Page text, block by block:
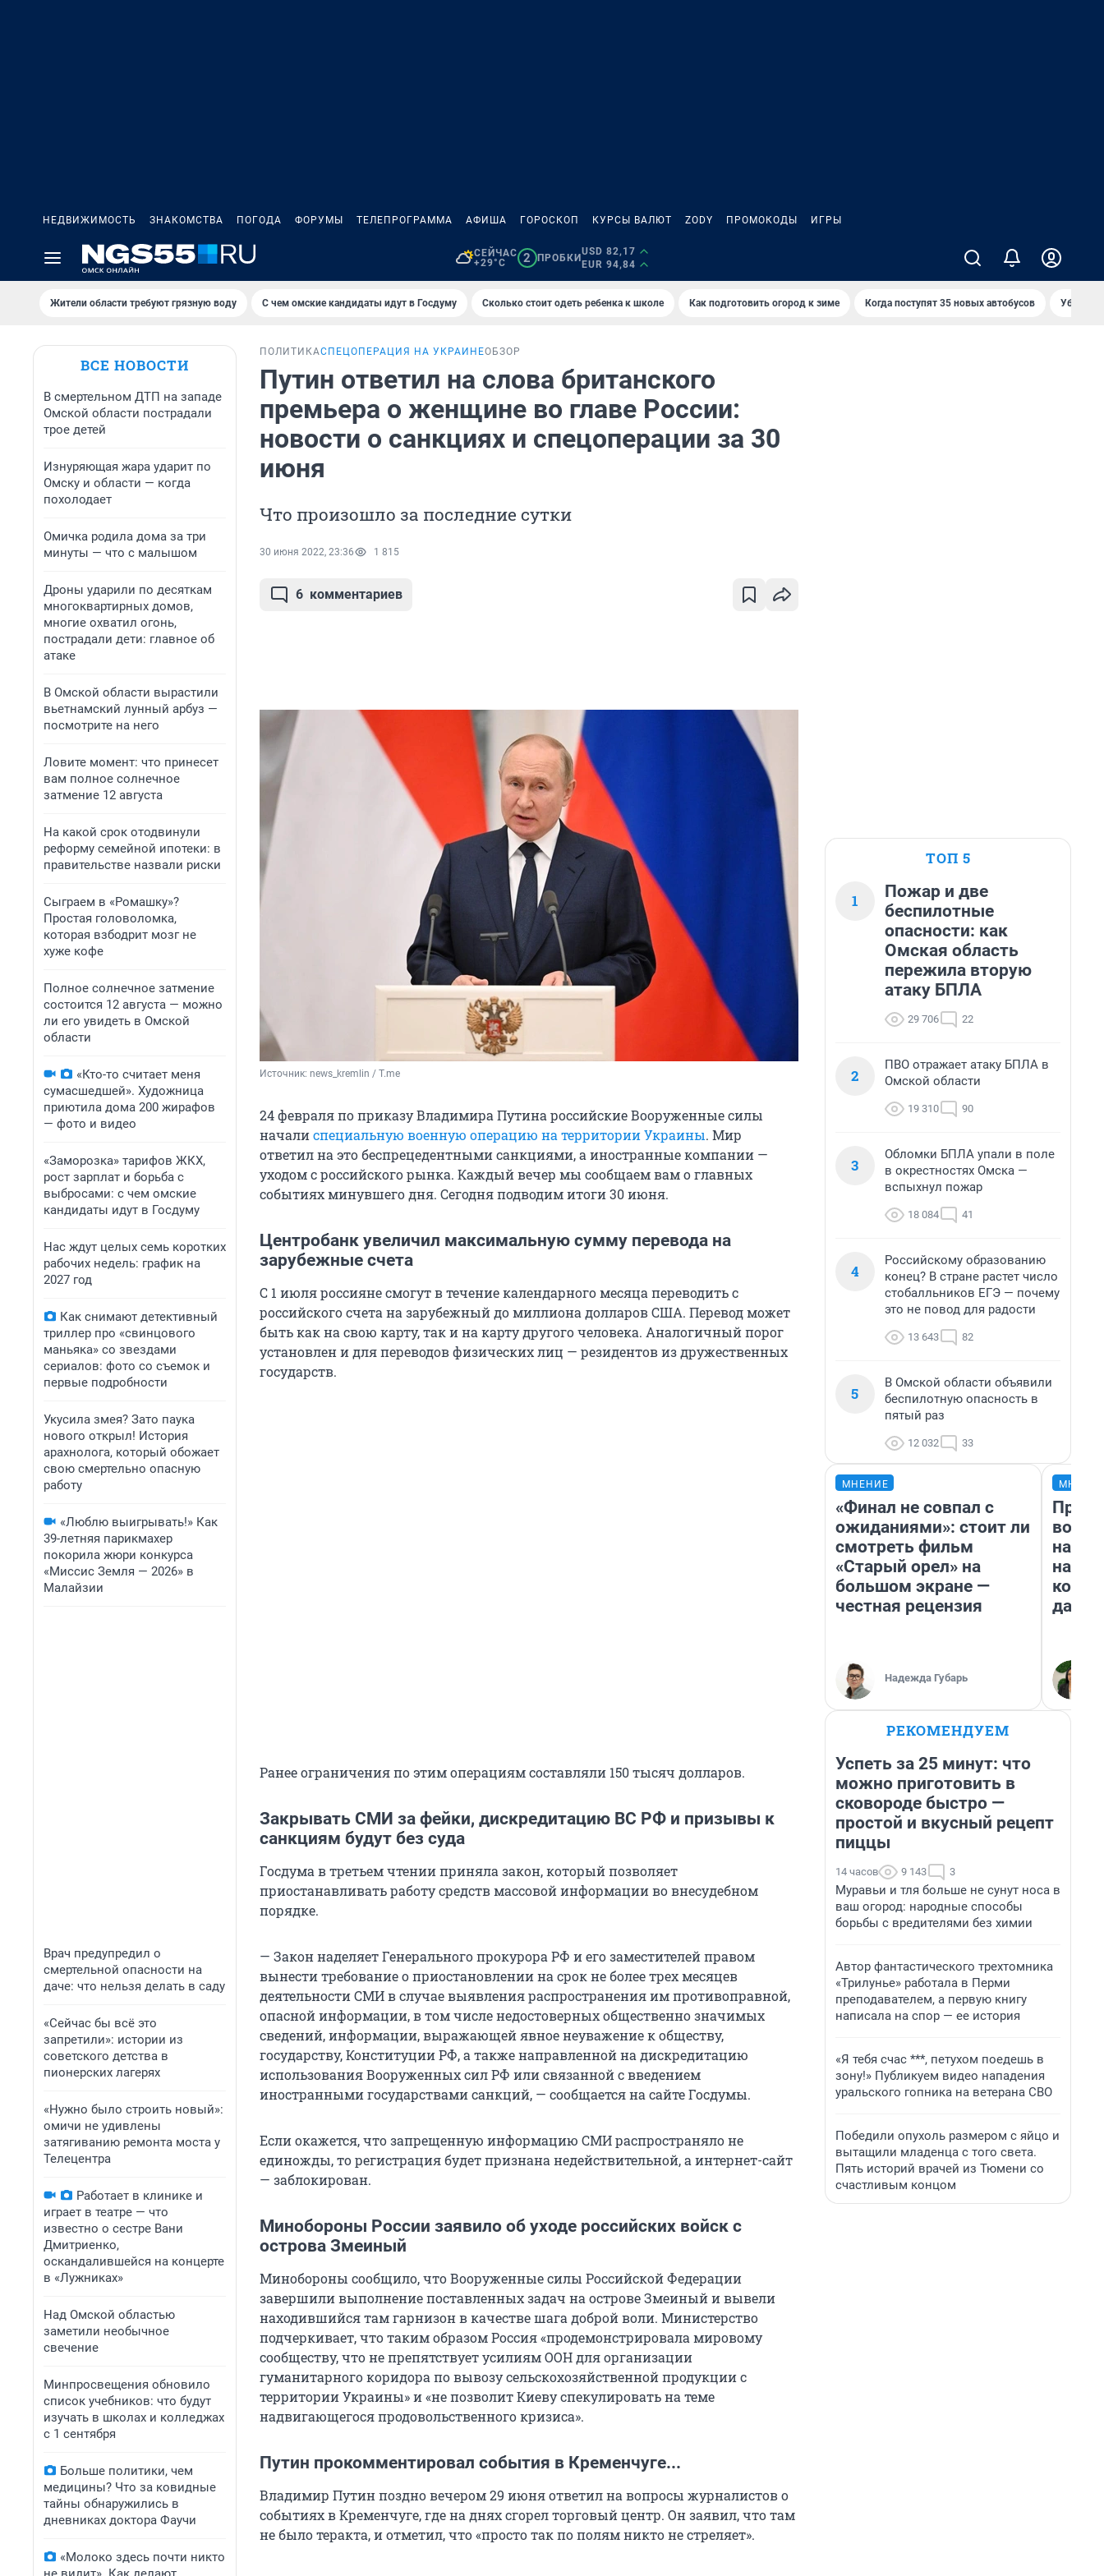
НЕДВИЖИМОСТЬ ЗНАКОМСТВА ПОГОДА ФОРУМЫ ТЕЛЕПРОГРАММА АФИША ГОРОСКОП КУРСЫ ВАЛЮТ ZODY ПРОМОКОДЫ ИГРЫ
СЕЙЧАС
+29°C
2 ПРОБКИ
USD 82,17
EUR 94,84
Жители области требуют грязную воду С чем омские кандидаты идут в Госдуму Сколько стоит одеть ребенка к школе Как подготовить огород к зиме Когда поступят 35 новых автобусов Убийца
ВСЕ НОВОСТИ
В смертельном ДТП на западе
Омской области пострадали
трое детей
Изнуряющая жара ударит по
Омску и области — когда
похолодает
Омичка родила дома за три
минуты — что с малышом
Дроны ударили по десяткам
многоквартирных домов,
многие охватил огонь,
пострадали дети: главное об
атаке
В Омской области вырастили
вьетнамский лунный арбуз —
посмотрите на него
Ловите момент: что принесет
вам полное солнечное
затмение 12 августа
На какой срок отодвинули
реформу семейной ипотеки: в
правительстве назвали риски
Сыграем в «Ромашку»?
Простая головоломка,
которая взбодрит мозг не
хуже кофе
Полное солнечное затмение
состоится 12 августа — можно
ли его увидеть в Омской
области
«Кто-то считает меня
сумасшедшей». Художница
приютила дома 200 жирафов
— фото и видео
«Заморозка» тарифов ЖКХ,
рост зарплат и борьба с
выбросами: с чем омские
кандидаты идут в Госдуму
Нас ждут целых семь коротких
рабочих недель: график на
2027 год
Как снимают детективный
триллер про «свинцового
маньяка» со звездами
сериалов: фото со съемок и
первые подробности
Укусила змея? Зато паука
нового открыл! История
арахнолога, который обожает
свою смертельно опасную
работу
«Люблю выигрывать!» Как
39-летняя парикмахер
покорила жюри конкурса
«Миссис Земля — 2026» в
Малайзии
Врач предупредил о
смертельной опасности на
даче: что нельзя делать в саду
«Сейчас бы всё это
запретили»: истории из
советского детства в
пионерских лагерях
«Нужно было строить новый»:
омичи не удивлены
затягиванию ремонта моста у
Телецентра
Работает в клинике и
играет в театре — что
известно о сестре Вани
Дмитриенко,
оскандалившейся на концерте
в «Лужниках»
Над Омской областью
заметили необычное
свечение
Минпросвещения обновило
список учебников: что будут
изучать в школах и колледжах
с 1 сентября
Больше политики, чем
медицины? Что за ковидные
тайны обнаружились в
дневниках доктора Фаучи
«Молоко здесь почти никто
ПОЛИТИКАСПЕЦОПЕРАЦИЯ НА УКРАИНЕОБЗОР
Путин ответил на слова британского
премьера о женщине во главе России:
новости о санкциях и спецоперации за 30
июня
Что произошло за последние сутки
30 июня 2022, 23:36 1 815
6 комментариев
Источник: news_kremlin / T.me
24 февраля по приказу Владимира Путина российские Вооруженные силы
началиспециальную военную операцию на территории Украины. Мир
ответил на это беспрецедентными санкциями, а иностранные компании —
уходом с российского рынка. Каждый вечер мы сообщаем вам о главных
событиях минувшего дня. Сегодня подводим итоги 30 июня.
Центробанк увеличил максимальную сумму перевода на
зарубежные счета
С 1 июля россияне смогут в течение календарного месяца переводить с
российского счета на зарубежный до миллиона долларов США. Перевод может
быть как на свою карту, так и на карту другого человека. Аналогичный порог
установлен и для переводов физических лиц — резидентов из дружественных
государств.
Ранее ограничения по этим операциям составляли 150 тысяч долларов.
Закрывать СМИ за фейки, дискредитацию ВС РФ и призывы к
санкциям будут без суда
Госдума в третьем чтении приняла закон, который позволяет
приостанавливать работу средств массовой информации во внесудебном
порядке.
— Закон наделяет Генерального прокурора РФ и его заместителей правом
вынести требование о приостановлении на срок не более трех месяцев
деятельности СМИ в случае выявления распространения им противоправной,
опасной информации, в том числе недостоверных общественно значимых
сведений, информации, выражающей явное неуважение к обществу,
государству, Конституции РФ, а также направленной на дискредитацию
использования Вооруженных сил РФ или связанной с введением
иностранными государствами санкций, — сообщается на сайте Госдумы.
Если окажется, что запрещенную информацию СМИ распространяло не
единожды, то регистрация будет признана недействительной, а интернет-сайт
— заблокирован.
Минобороны России заявило об уходе российских войск с
острова Змеиный
Минобороны сообщило, что Вооруженные силы Российской Федерации
завершили выполнение поставленных задач на острове Змеиный и вывели
находившийся там гарнизон в качестве шага доброй воли. Министерство
подчеркивает, что таким образом Россия «продемонстрировала мировому
сообществу, что не препятствует усилиям ООН для организации
гуманитарного коридора по вывозу сельскохозяйственной продукции с
территории Украины» и «не позволит Киеву спекулировать на теме
надвигающегося продовольственного кризиса».
Путин прокомментировал события в Кременчуге...
Владимир Путин поздно вечером 29 июня ответил на вопросы журналистов о
событиях в Кременчуге, где на днях сгорел торговый центр. Он заявил, что там
не было теракта, и отметил, что «просто так по полям никто не стреляет».
ТОП 5
1
Пожар и две
беспилотные
опасности: как
Омская область
пережила вторую
атаку БПЛА
29 706 22
2
ПВО отражает атаку БПЛА в
Омской области
19 310 90
3
Обломки БПЛА упали в поле
в окрестностях Омска —
вспыхнул пожар
18 084 41
4
Российскому образованию
конец? В стране растет число
стобалльников ЕГЭ — почему
это не повод для радости
13 643 82
5
В Омской области объявили
беспилотную опасность в
пятый раз
12 032 33
МНЕНИЕ
«Финал не совпал с
ожиданиями»: стоит ли
смотреть фильм
«Старый орел» на
большом экране —
честная рецензия
Надежда Губарь
нам
даже
РЕКОМЕНДУЕМ
Успеть за 25 минут: что
можно приготовить в
сковороде быстро —
простой и вкусный рецепт
пиццы
14 часов 9 143 3
Муравьи и тля больше не сунут носа в
ваш огород: народные способы
борьбы с вредителями без химии
Автор фантастического трехтомника
«Трилунье» работала в Перми
преподавателем, а первую книгу
написала на спор — ее история
«Я тебя счас ***, петухом поедешь в
зону!» Публикуем видео нападения
уральского гопника на ветерана СВО
Победили опухоль размером с яйцо и
вытащили младенца с того света.
Пять историй врачей из Тюмени со
счастливым концом